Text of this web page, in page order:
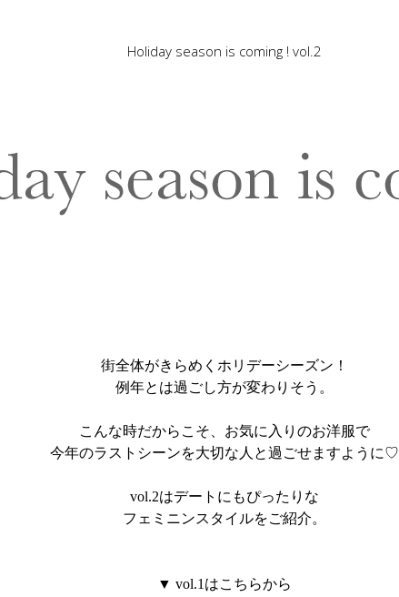
Holiday season is coming ! vol.2
街全体がきらめくホリデーシーズン！
例年とは過ごし方が変わりそう。
こんな時だからこそ、お気に入りのお洋服で
今年のラストシーンを大切な人と過ごせますように♡
vol.2はデートにもぴったりな
フェミニンスタイルをご紹介。
▼ vol.1はこちらから